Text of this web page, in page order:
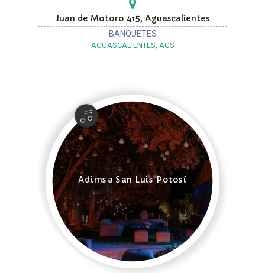
Juan de Motoro 415, Aguascalientes
BANQUETES
AGUASCALIENTES, AGS
Adimsa San Luis Potosí